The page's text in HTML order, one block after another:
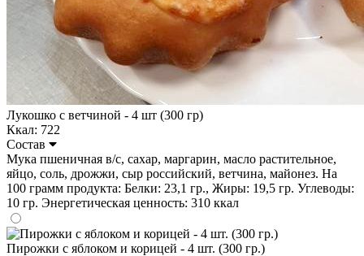
Лукошко с ветчиной - 4 шт (300 гр)
Ккал: 722
Состав
Мука пшеничная в/с, сахар, маргарин, масло растительное,
яйцо, соль, дрожжи, сыр российский, ветчина, майонез. На
100 грамм продукта: Белки: 23,1 гр., Жиры: 19,5 гр. Углеводы:
10 гр. Энергетическая ценность: 310 ккал
Пирожки с яблоком и корицей - 4 шт. (300 гр.)